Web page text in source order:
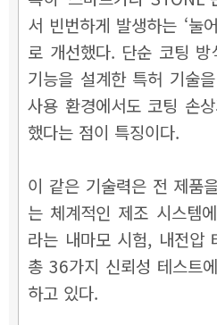
서 빈번하게 발생하는 ‘눌
로 개선했다. 단순 코팅
기능을 설계한 특허 기술
사용 환경에서도 코팅 손
했다는 점이 특징이다.
이 같은 기술력은 전 제품
는 체계적인 제조 시스템
라는 내마모 시험, 내전압
총 36가지 신뢰성 테스트
하고 있다.